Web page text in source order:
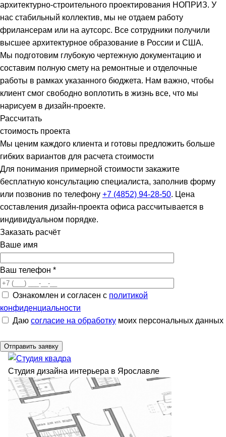
архитектурно-строительного проектирования НОПРИЗ. У
нас стабильный коллектив, мы не отдаем работу
фрилансерам или на аутсорс. Все сотрудники получили
высшее архитектурное образование в России и США.
Мы подготовим глубокую чертежную документацию и
составим полную смету на ремонтные и отделочные
работы в рамках указанного бюджета. Нам важно, чтобы
клиент смог свободно воплотить в жизнь все, что мы
нарисуем в дизайн-проекте.
Рассчитать
стоимость проекта
Мы ценим каждого клиента и готовы предложить больше
гибких вариантов для расчета стоимости
Для понимания примерной стоимости закажите
бесплатную консультацию специалиста, заполнив форму
или позвонив по телефону +7 (4852) 94-28-50. Цена
составления дизайн-проекта офиса рассчитывается в
индивидуальном порядке.
Заказать расчёт
Ваше имя
Ваш телефон *
Ознакомлен и согласен с политикой
конфиденциальности
Даю согласие на обработку моих персональных данных
Студия дизайна интерьера в Ярославле